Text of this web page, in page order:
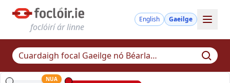
foclóirí ár linne
English Gaeilge
NUA